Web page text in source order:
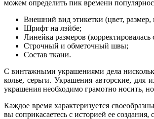
можем определить пик времени
Внешний вид этикетки (цвет, размер,
Шрифт на лэйбе;
Линейка размеров (корректировалась
Строчный и обметочный швы;
Состав ткани.
С винтажными украшениями дела
колье, серьги. Украшения авторские,
украшения необходимо грамотно носить,
Каждое время характеризуется
вы соприкасаетесь с историей ее